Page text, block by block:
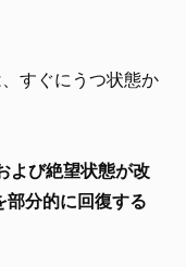
すぐにうつ状態か
よび絶望状態が改
分的に回復する